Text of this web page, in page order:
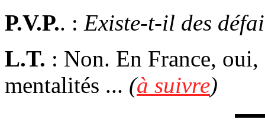
P.V.P.. : Existe-t-il des
L.T. : Non. En France,
mentalités ... (à suivre)